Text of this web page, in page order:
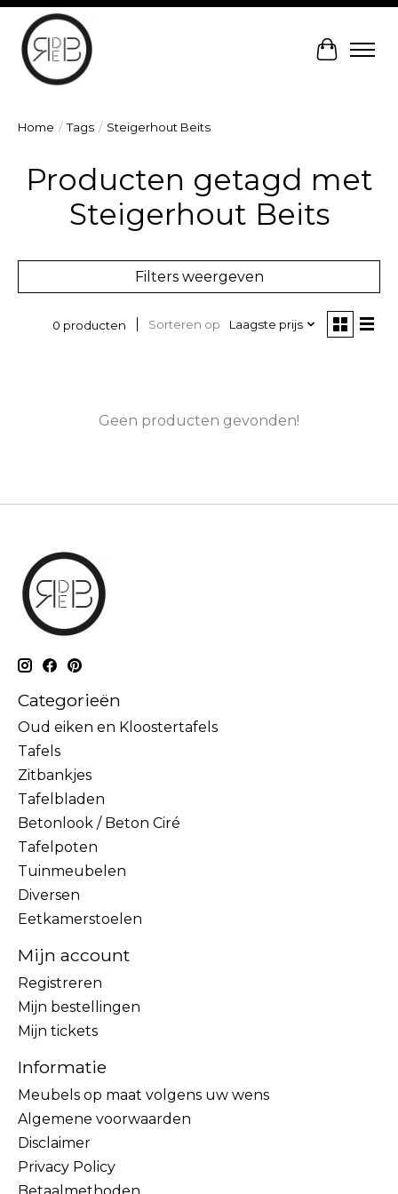
Home / Tags / Steigerhout Beits
Producten getagd met
Steigerhout Beits
Filters weergeven
0 producten Sorteren op Laagste prijs
Geen producten gevonden!
Categorieën
Oud eiken en Kloostertafels
Tafels
Zitbankjes
Tafelbladen
Betonlook / Beton Ciré
Tafelpoten
Tuinmeubelen
Diversen
Eetkamerstoelen
Mijn account
Registreren
Mijn bestellingen
Mijn tickets
Informatie
Meubels op maat volgens uw wens
Algemene voorwaarden
Disclaimer
Privacy Policy
Betaalmethoden